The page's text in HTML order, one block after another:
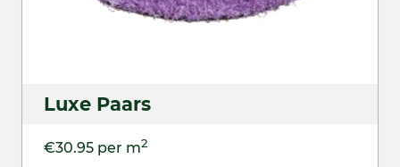
Luxe Paars
€30.95 per m2